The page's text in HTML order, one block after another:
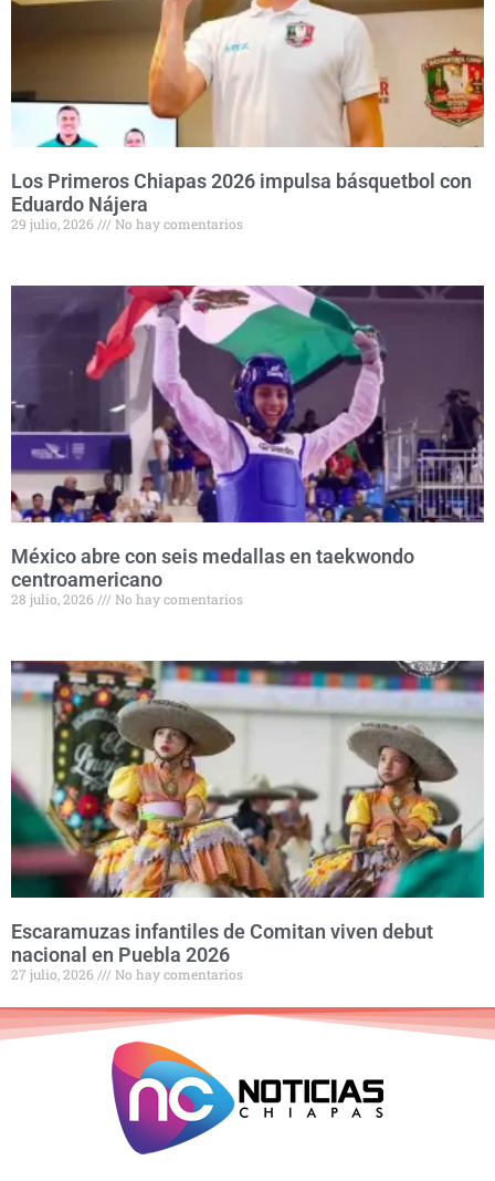
Los Primeros Chiapas 2026 impulsa básquetbol con
Eduardo Nájera
29 julio, 2026 No hay comentarios
México abre con seis medallas en taekwondo
centroamericano
28 julio, 2026 No hay comentarios
Escaramuzas infantiles de Comitan viven debut
nacional en Puebla 2026
27 julio, 2026 No hay comentarios